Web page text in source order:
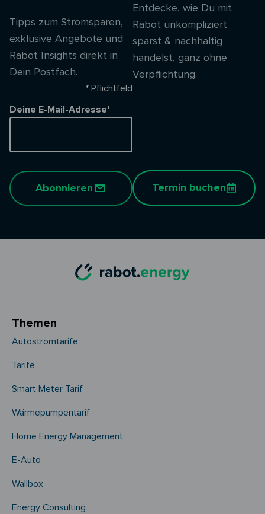
Tipps zum Stromsparen,
exklusive Angebote und
Rabot Insights direkt in
Dein Postfach.
* Pflichtfeld
Deine E-Mail-Adresse*
Abonnieren
Entdecke, wie Du mit
Rabot unkompliziert
sparst & nachhaltig
handelst, ganz ohne
Verpflichtung.
Termin buchen
Themen
Autostromtarife
Tarife
Smart Meter Tarif
Wärmepumpentarif
Home Energy Management
E-Auto
Wallbox
Energy Consulting